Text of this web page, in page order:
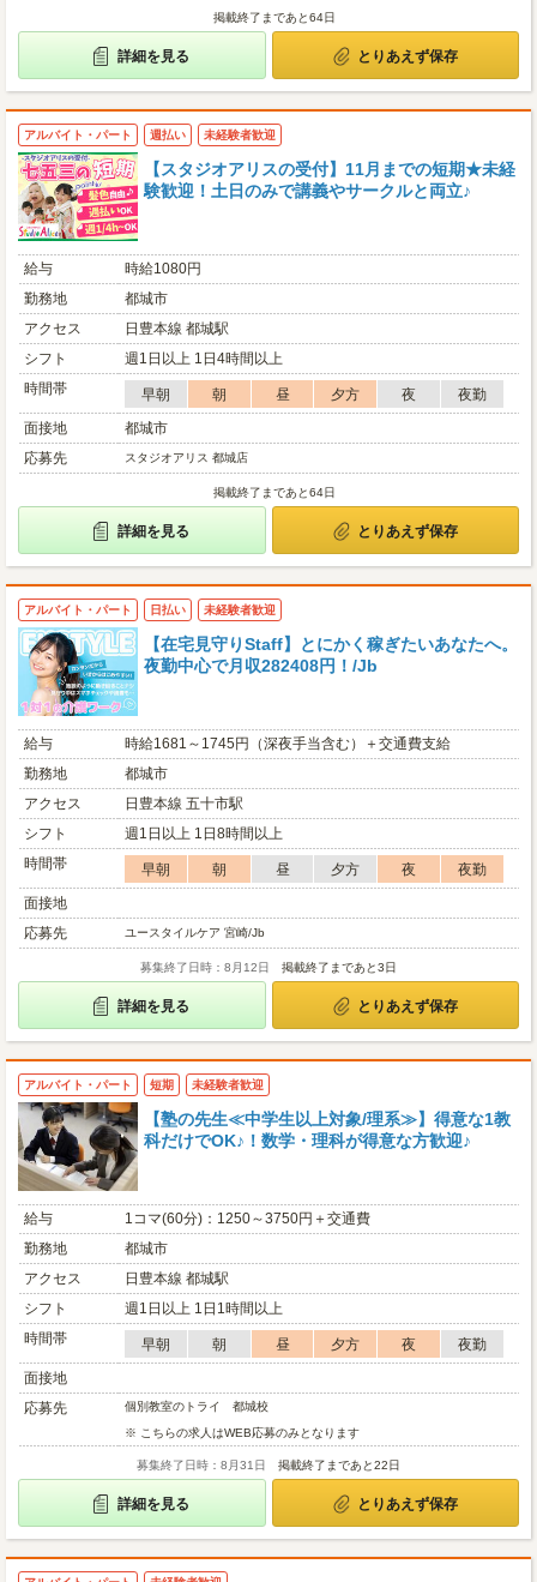
掲載終了まであと64日
詳細を見る とりあえず保存
アルバイト・パート 週払い 未経験者歓迎
【スタジオアリスの受付】11月までの短期★未経
験歓迎！土日のみで講義やサークルと両立♪
給与
時給1080円
勤務地
都城市
アクセス
日豊本線 都城駅
シフト
週1日以上 1日4時間以上
時間帯
早朝 朝 昼 夕方 夜
夜勤
面接地
都城市
応募先
スタジオアリス 都城店
掲載終了まであと64日
詳細を見る とりあえず保存
アルバイト・パート 日払い 未経験者歓迎
【在宅見守りStaff】とにかく稼ぎたいあなたへ。
夜勤中心で月収282408円！/Jb
給与
時給1681～1745円（深夜手当含む）＋交通費支給
勤務地
都城市
アクセス
日豊本線 五十市駅
シフト
週1日以上 1日8時間以上
時間帯
早朝 朝 昼 夕方 夜
夜勤
面接地
応募先
ユースタイルケア 宮崎/Jb
募集終了日時：8月12日 掲載終了まであと3日
詳細を見る とりあえず保存
アルバイト・パート 短期 未経験者歓迎
【塾の先生≪中学生以上対象/理系≫】得意な1教
科だけでOK♪！数学・理科が得意な方歓迎♪
給与
1コマ(60分)：1250～3750円＋交通費
勤務地
都城市
アクセス
日豊本線 都城駅
シフト
週1日以上 1日1時間以上
時間帯
早朝 朝 昼 夕方 夜
夜勤
面接地
応募先
個別教室のトライ 都城校
※ こちらの求人はWEB応募のみとなります
募集終了日時：8月31日 掲載終了まであと22日
詳細を見る とりあえず保存